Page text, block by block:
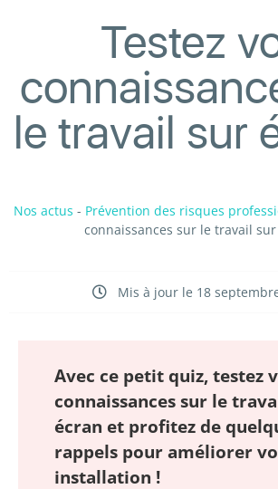
Testez
le travail sur
Nos actus - Prévention des risques
connaissances sur le travail
Mis à jour le 18
Avec ce petit quiz, testez
connaissances sur le
écran et profitez de
rappels pour améliorer
installation !